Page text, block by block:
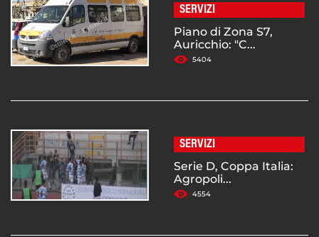
SERVIZI
Piano di Zona S7,
Auricchio: "C...
5404
SERVIZI
Serie D, Coppa Italia:
Agropoli...
4554